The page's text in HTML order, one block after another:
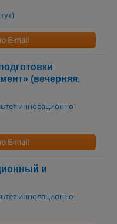
E-mail
(вечерняя,
инновационно-
E-mail
и
инновационно-